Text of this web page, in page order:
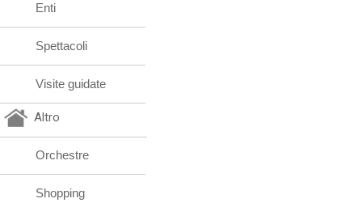
Enti
Spettacoli
Visite guidate
Altro
Orchestre
Shopping